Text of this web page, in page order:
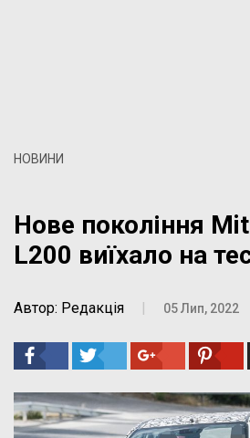
НОВИНИ
Нове покоління
L200 виїхало на
Автор: Редакція | 05 Лип, 2022